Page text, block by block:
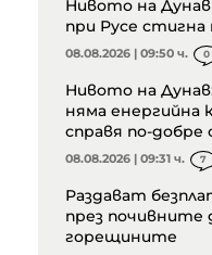
Нивото на Дунав
при Русе стигна
08.08.2026 | 09:50 ч. 0
Нивото на
няма енергийна
справя по-
08.08.2026 | 09:31 ч. 7
Раздават
през почивните
горещините